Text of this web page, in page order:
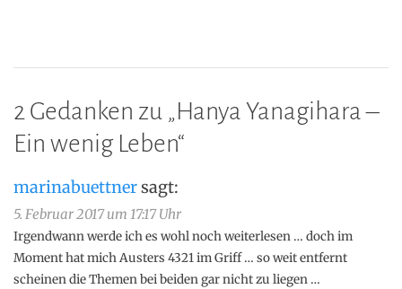
2 Gedanken zu „Hanya Yanagihara –
Ein wenig Leben“
marinabuettnersagt:
5. Februar 2017 um 17:17 Uhr
Irgendwann werde ich es wohl noch weiterlesen … doch im
Moment hat mich Austers 4321 im Griff … so weit entfernt
scheinen die Themen bei beiden gar nicht zu liegen …